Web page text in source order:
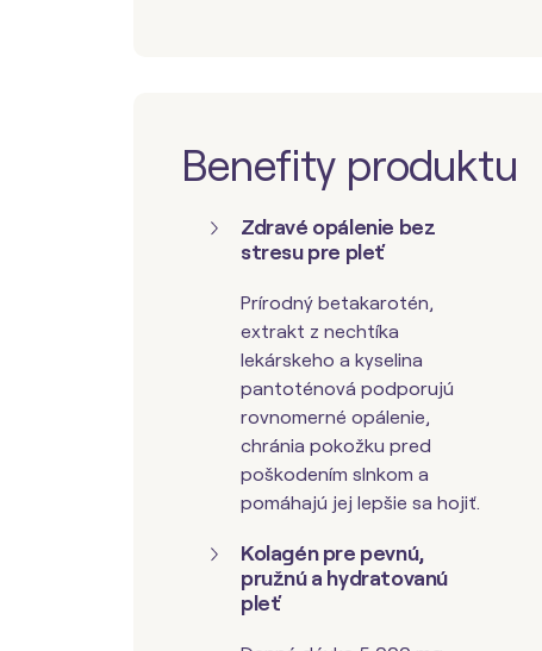
Benefity produktu
Zdravé opálenie bez
stresu pre pleť
Prírodný betakarotén,
extrakt z nechtíka
lekárskeho a kyselina
pantoténová podporujú
rovnomerné opálenie,
chránia pokožku pred
poškodením slnkom a
pomáhajú jej lepšie sa hojiť.
Kolagén pre pevnú,
pružnú a hydratovanú
pleť